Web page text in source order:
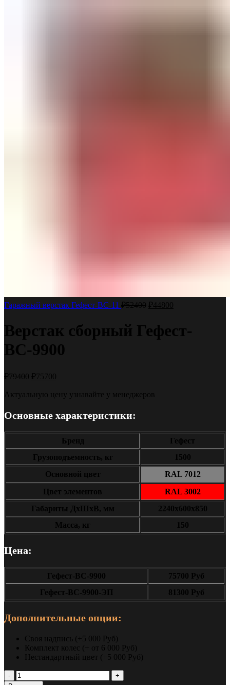
Гаражный верстак Гефест-ВС-11 ₽52400 ₽44800
Верстак сборный Гефест-
ВС-9900
₽79400 ₽75700
Актуальную цену узнавайте у менеджеров
Основные характеристики:
Бренд
Гефест
Грузоподъемность, кг
1500
Основной цвет
RAL 7012
Цвет элементов
RAL 3002
Габариты ДxШxВ, мм
2240x600x850
Масса, кг
150
Цена:
Гефест-ВС-9900
75700 Руб
Гефест-ВС-9900-ЭП
81300 Руб
Дополнительные опции:
Своя надпись (+5 000 Руб)
Комплект колес (+ от 6 000 Руб)
Нестандартный цвет (+5 000 Руб)
Количество
Верстак